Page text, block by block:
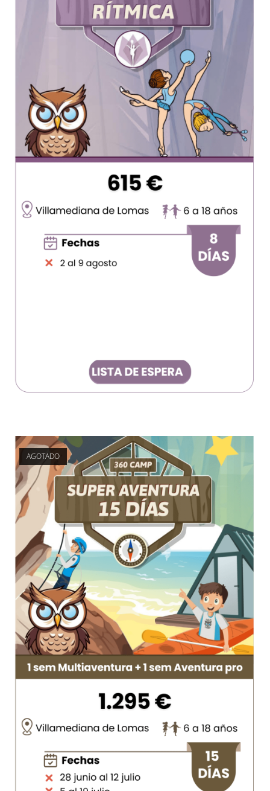
AGOTADO